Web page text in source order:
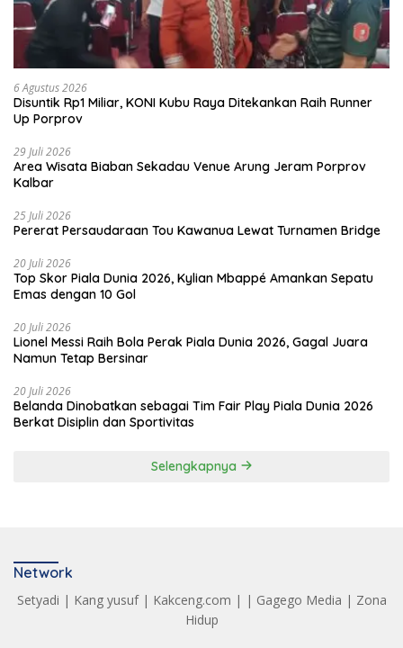
6 Agustus 2026
Disuntik Rp1 Miliar, KONI Kubu Raya Ditekankan Raih Runner
Up Porprov
29 Juli 2026
Area Wisata Biaban Sekadau Venue Arung Jeram Porprov
Kalbar
25 Juli 2026
Pererat Persaudaraan Tou Kawanua Lewat Turnamen Bridge
20 Juli 2026
Top Skor Piala Dunia 2026, Kylian Mbappé Amankan Sepatu
Emas dengan 10 Gol
20 Juli 2026
Lionel Messi Raih Bola Perak Piala Dunia 2026, Gagal Juara
Namun Tetap Bersinar
20 Juli 2026
Belanda Dinobatkan sebagai Tim Fair Play Piala Dunia 2026
Berkat Disiplin dan Sportivitas
Selengkapnya
Network
Setyadi | Kang yusuf| Kakceng.com | | Gagego Media | Zona
Hidup